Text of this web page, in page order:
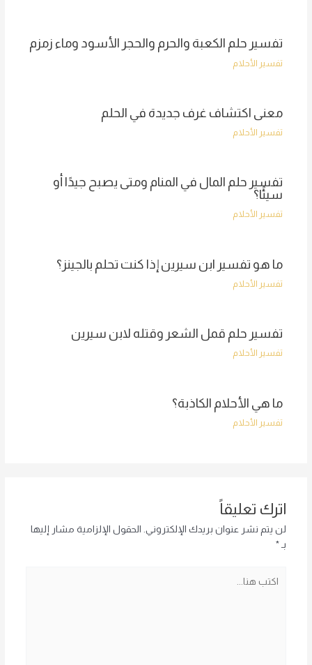
تفسير حلم الكعبة والحرم والحجر الأسود وماء زمزم
تفسير الأحلام
معنى اكتشاف غرف جديدة في الحلم
تفسير الأحلام
تفسير حلم المال في المنام ومتى يصبح جيدًا أو
سيئًا؟
تفسير الأحلام
ما هو تفسير ابن سيرين إذا كنت تحلم بالجينز؟
تفسير الأحلام
تفسير حلم قمل الشعر وقتله لابن سيرين
تفسير الأحلام
ما هي الأحلام الكاذبة؟
تفسير الأحلام
اترك تعليقاً
لن يتم نشر عنوان بريدك الإلكتروني. الحقول الإلزامية مشار إليها
بـ *